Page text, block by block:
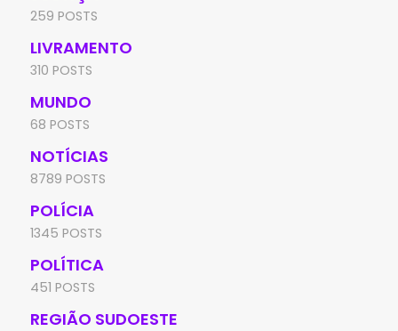
259 POSTS
LIVRAMENTO
310 POSTS
MUNDO
68 POSTS
NOTÍCIAS
8789 POSTS
POLÍCIA
1345 POSTS
POLÍTICA
451 POSTS
REGIÃO SUDOESTE